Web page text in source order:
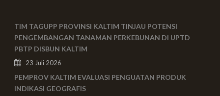
TIM TAGUPP PROVINSI KALTIM TINJAU POTENSI
PENGEMBANGAN TANAMAN PERKEBUNAN DI UPTD
PBTP DISBUN KALTIM
23 Juli 2026
PEMPROV KALTIM EVALUASI PENGUATAN PRODUK
INDIKASI GEOGRAFIS